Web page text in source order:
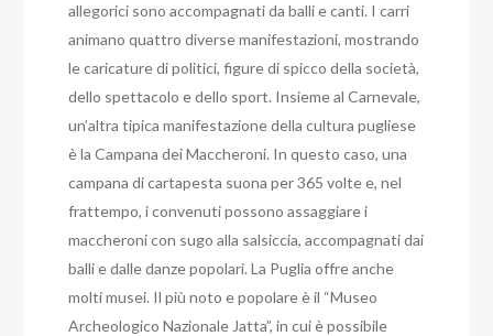
allegorici sono accompagnati da balli e canti. I carri
animano quattro diverse manifestazioni, mostrando
le caricature di politici, figure di spicco della società,
dello spettacolo e dello sport. Insieme al Carnevale,
un’altra tipica manifestazione della cultura pugliese
è la Campana dei Maccheroni. In questo caso, una
campana di cartapesta suona per 365 volte e, nel
frattempo, i convenuti possono assaggiare i
maccheroni con sugo alla salsiccia, accompagnati dai
balli e dalle danze popolari. La Puglia offre anche
molti musei. Il più noto e popolare è il “Museo
Archeologico Nazionale Jatta”, in cui è possibile